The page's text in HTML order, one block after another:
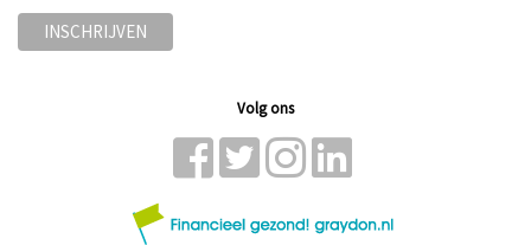
Volg ons